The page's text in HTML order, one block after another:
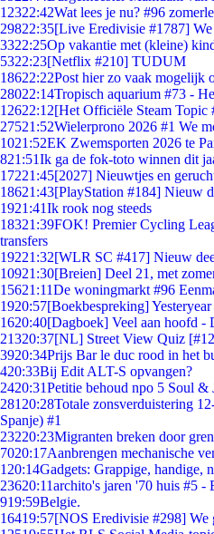
12322:42Wat lees je nu? #96
29822:35[Live Eredivisie #1787]
3322:25Op vakantie met (kleine)
5322:23[Netflix #210] TUDUM
18622:22Post hier zo vaak mogelijk
28022:14Tropisch aquarium #73 -
12622:12[Het Officiële Steam Topic
27521:52Wielerprono 2026 #1 We
1021:52EK Zwemsporten 2026 te
821:51Ik ga de fok-toto winnen dit
17221:45[2027] Nieuwtjes en
18621:43[PlayStation #184] Nieuw
1921:41Ik rook nog steeds
18321:39FOK! Premier Cycling
transfers
19221:32[WLR SC #417] Nieuw
10921:30[Breien] Deel 21, met
15621:11De woningmarkt #96
1920:57[Boekbespreking]
1620:40[Dagboek] Veel aan hoofd -
21320:37[NL] Street View Quiz
3920:34Prijs Bar le duc rood in het
420:33Bij Edit ALT-S opvangen?
2420:31Petitie behoud npo 5 Soul &
281 20:28Totale zonsverduistering
Spanje) #1
23220:23Migranten breken door
7020:17Aanbrengen mechanische
1 20:14Gadgets: Grappige, handige,
23620:11archito's jaren '70 huis #5 -
919:59Belgie.
16419:57[NOS Eredivisie #298] We